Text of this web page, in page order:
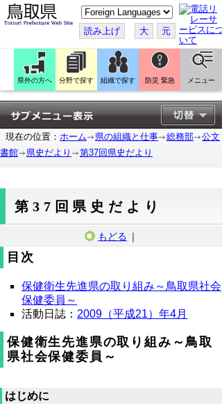
こ
の
ペ
ー
ジ
翻
訳
す
る
読み上げ 大 元
県外の方へ 分野で探す 組織で探す 防災 緊急 メニュー
現在の位置： ホーム 県の組織と仕事 総務部
公文
書館
県史だより 第37回県史だより
第37回県史だより
もどる ｜
目次
保健衛生先進県の取り組み～鳥取県社会
保健委員～
活動日誌： 2009（平成21）年4月
保健衛生先進県の取り組み～鳥取
県社会保健委員～
はじめに